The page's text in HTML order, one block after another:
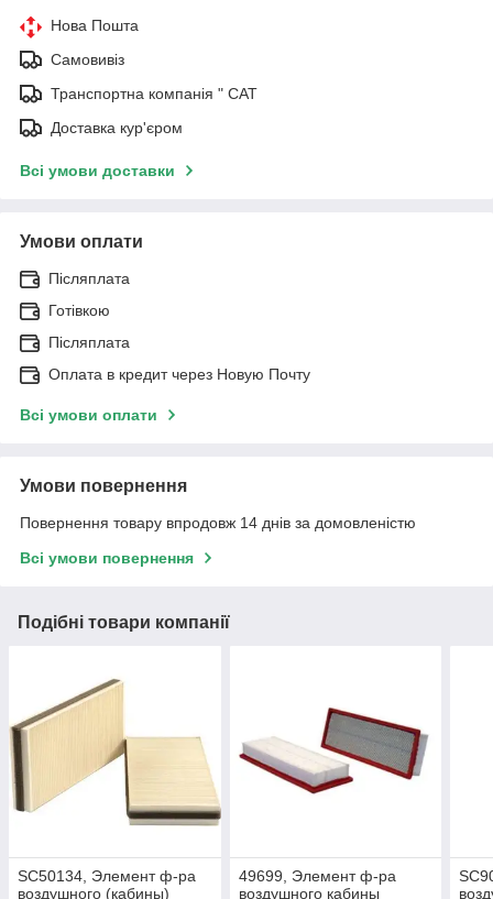
Нова Пошта
Самовивіз
Транспортна компанія " САТ
Доставка кур'єром
Всі умови доставки
Умови оплати
Післяплата
Готівкою
Післяплата
Оплата в кредит через Новую Почту
Всі умови оплати
Умови повернення
Повернення товару впродовж 14 днів за домовленістю
Всі умови повернення
Подібні товари компанії
SC50134, Элемент ф-ра
воздушного (кабины)
49699, Элемент ф-ра
воздушного кабины